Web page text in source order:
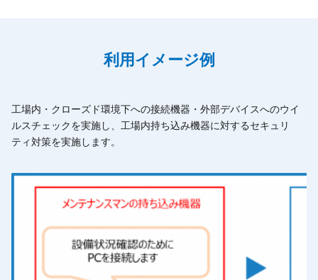
利用イメージ例
工場内・クローズド環境下への接続機器・外部デバイスへのウイ
ルスチェックを実施し、工場内持ち込み機器に対するセキュリ
ティ対策を実施します。